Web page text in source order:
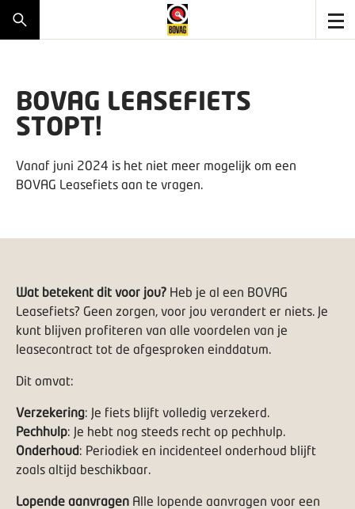
BOVAG LEASEFIETS
STOPT!
Vanaf juni 2024 is het niet meer mogelijk om een
BOVAG Leasefiets aan te vragen.
Wat betekent dit voor jou? Heb je al een BOVAG
Leasefiets? Geen zorgen, voor jou verandert er niets. Je
kunt blijven profiteren van alle voordelen van je
leasecontract tot de afgesproken einddatum.
Dit omvat:
Verzekering: Je fiets blijft volledig verzekerd.
Pechhulp: Je hebt nog steeds recht op pechhulp.
Onderhoud: Periodiek en incidenteel onderhoud blijft
zoals altijd beschikbaar.
Lopende aanvragen Alle lopende aanvragen voor een